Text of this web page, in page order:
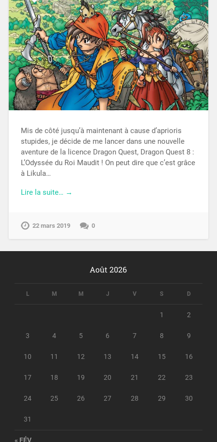
Mis de côté jusqu’à maintenant à cause d’aprioris
stupides, je décide de me lancer dans une nouvelle
aventure de la licence Dragon Quest, Dragon Quest 8 :
L’Odyssée du Roi Maudit ! On peut dire que c’est grâce
à Likula…
Lire la suite… →
22 mars 2019 0
Août 2026
L M M J V S D
1 2
3 4 5 6 7 8 9
10 11 12 13 14 15 16
17 18 19 20 21 22 23
24 25 26 27 28 29 30
31
« FÉV